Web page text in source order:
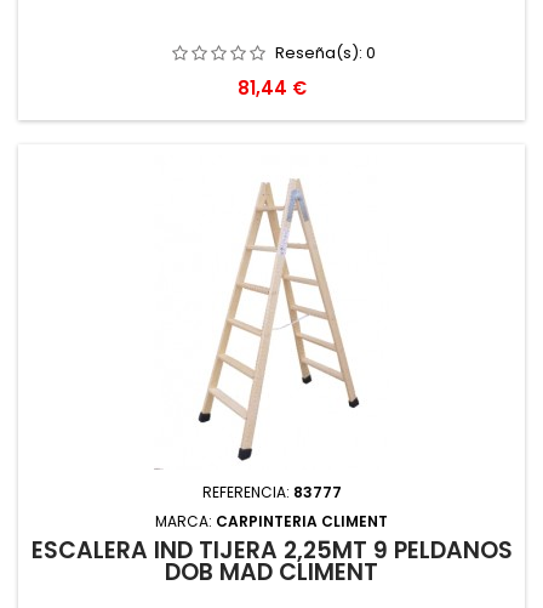
Reseña(s): 0
Precio
81,44 €
REFERENCIA: 83777
MARCA: CARPINTERIA CLIMENT
ESCALERA IND TIJERA 2,25MT 9 PELDAÑOS
DOB MAD CLIMENT